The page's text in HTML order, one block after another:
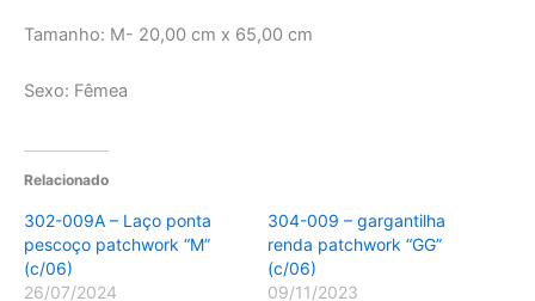
Tamanho: M- 20,00 cm x 65,00 cm
Sexo: Fêmea
Relacionado
302-009A – Laço ponta
pescoço patchwork “M”
(c/06)
26/07/2024
304-009 – gargantilha
renda patchwork “GG”
(c/06)
09/11/2023